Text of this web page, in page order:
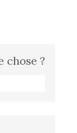
chose ?